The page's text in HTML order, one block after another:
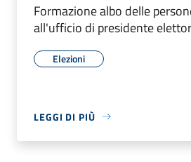
Formazione albo delle
all'ufficio di presidente
Elezioni
LEGGI DI PIÙ